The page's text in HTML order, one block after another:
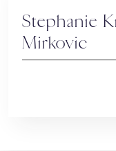
Stephanie
Mirkovic